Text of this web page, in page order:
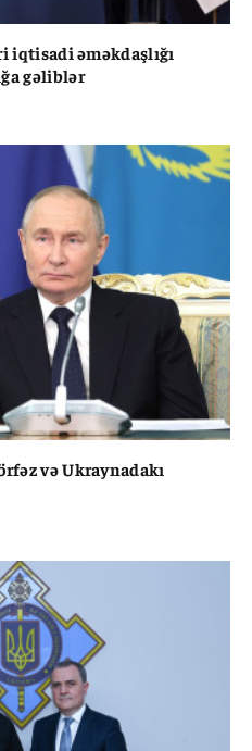
iqtisadi əməkdaşlığı
gəliblər
və Ukraynadakı